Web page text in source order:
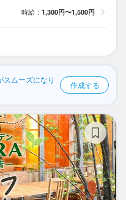
時給： 1,300円〜1,500円
ムーズになり
作成する